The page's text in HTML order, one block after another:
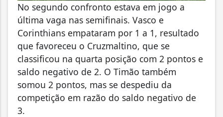
No segundo confronto estava em jogo a
última vaga nas semifinais. Vasco e
Corinthians empataram por 1 a 1, resultado
que favoreceu o Cruzmaltino, que se
classificou na quarta posição com 2 pontos e
saldo negativo de 2. O Timão também
somou 2 pontos, mas se despediu da
competição em razão do saldo negativo de
3.